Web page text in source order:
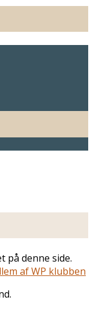
på denne side.
af WP klubben